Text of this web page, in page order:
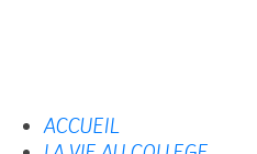
ACCUEIL